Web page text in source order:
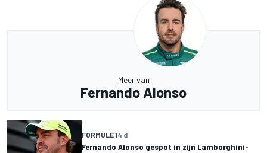
Meer van
Fernando Alonso
FORMULE 14 d
Fernando Alonso gespot in zijn Lamborghini-